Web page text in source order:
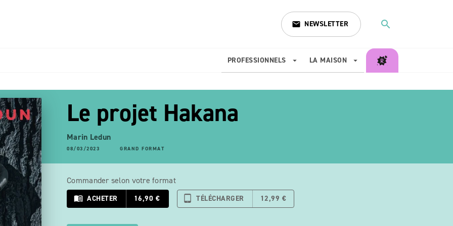
email NEWSLETTER search
PROFESSIONNELS arrow_drop_down LA MAISON arrow_drop_down
search
Le projet Hakana
Marin Ledun
08/03/2023 GRAND FORMAT
Commander selon votre format
menu_book ACHETER 16,90 € tablet_android TÉLÉCHARGER 12,99 €